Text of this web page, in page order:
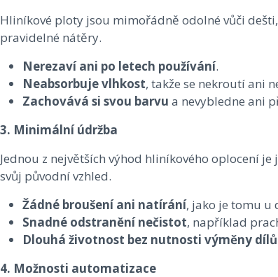
Hliníkové ploty jsou mimořádně odolné vůči
pravidelné nátěry.
Nerezaví ani po letech používání.
Neabsorbuje vlhkost, takže se nekroutí ani
Zachovává si svou barvu a nevybledne ani
3. Minimální údržba
Jednou z největších výhod hliníkového oplocení
svůj původní vzhled.
Žádné broušení ani natírání, jako je tomu u
Snadné odstranění nečistot, například
Dlouhá životnost bez nutnosti výměny dílů
4. Možnosti automatizace